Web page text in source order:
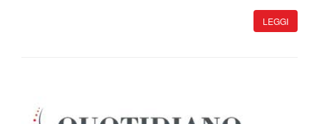
LEGGI